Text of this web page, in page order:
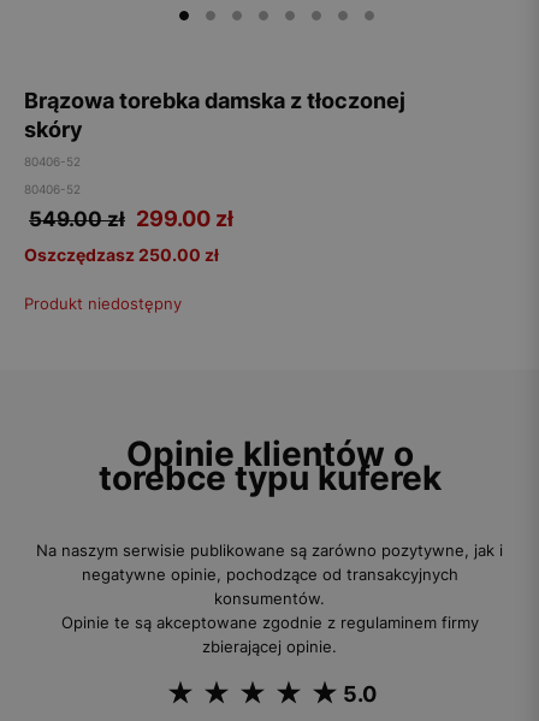
Brązowa torebka damska z tłoczonej
skóry
80406-52
80406-52
549.00 zł 299.00 zł
Oszczędzasz 250.00 zł
Produkt niedostępny
Opinie klientów o
torebce typu kuferek
Na naszym serwisie publikowane są zarówno pozytywne, jak i
negatywne opinie, pochodzące od transakcyjnych
konsumentów.
Opinie te są akceptowane zgodnie z regulaminem firmy
zbierającej opinie.
5.0